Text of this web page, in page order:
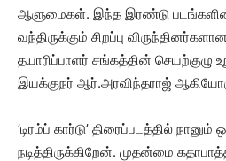
ஆளுமைகள். இந்த இரண்டு படங்களின்
வந்திருக்கும் சிறப்பு
தயாரிப்பாளர் சங்கத்தின் செயற்குழு
இயக்குநர் ஆர்.அரவிந்தராஜ்
’டிரம்ப் கார்டு’ திரைப்படத்தில் நானும்
நடித்திருக்கிறேன். முதன்மை